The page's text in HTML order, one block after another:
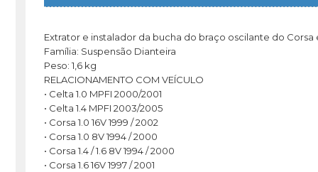
Extrator e instalador da bucha do braço oscilante do
Família: Suspensão Dianteira
Peso: 1,6 kg
RELACIONAMENTO COM VEÍCULO
• Celta 1.0 MPFI 2000/2001
• Celta 1.4 MPFI 2003/2005
• Corsa 1.0 16V 1999 / 2002
• Corsa 1.0 8V 1994 / 2000
• Corsa 1.4 / 1.6 8V 1994 / 2000
• Corsa 1.6 16V 1997 / 2001